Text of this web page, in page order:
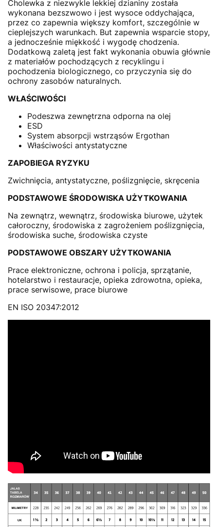
Cholewka z niezwykle lekkiej dzianiny została
wykonana bezszwowo i jest wysoce oddychająca,
przez co zapewnia większy komfort, szczególnie w
cieplejszych warunkach. But zapewnia wsparcie stopy,
a jednocześnie miękkość i wygodę chodzenia.
Dodatkową zaletą jest fakt wykonania obuwia głównie
z materiałów pochodzących z recyklingu i
pochodzenia biologicznego, co przyczynia się do
ochrony zasobów naturalnych.
WŁAŚCIWOŚCI
Podeszwa zewnętrzna odporna na olej
ESD
System absorpcji wstrząsów Ergothan
Właściwości antystatyczne
ZAPOBIEGA RYZYKU
Zwichnięcia, antystatyczne, poślizgnięcie, skręcenia
PODSTAWOWE ŚRODOWISKA UŻYTKOWANIA
Na zewnątrz, wewnątrz, środowiska biurowe, użytek
całoroczny, środowiska z zagrożeniem poślizgnięcia,
środowiska suche, środowiska czyste
PODSTAWOWE OBSZARY UŻYTKOWANIA
Prace elektroniczne, ochrona i policja, sprzątanie,
hotelarstwo i restauracje, opieka zdrowotna, opieka,
prace serwisowe, prace biurowe
EN ISO 20347:2012